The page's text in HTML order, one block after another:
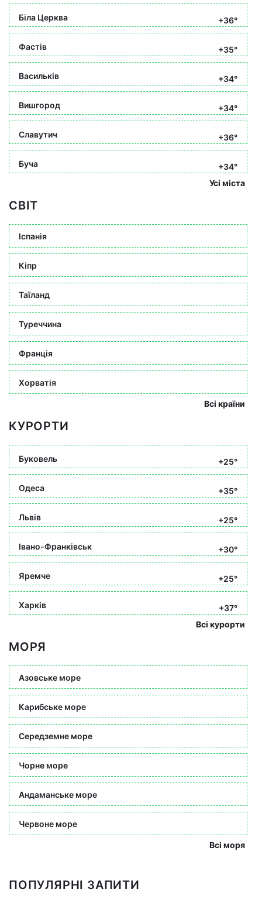
Біла Церква +36°
Фастів +35°
Васильків +34°
Вишгород +34°
Славутич +36°
Буча
+34°
Усі міста
СВІТ
Іспанія
Кіпр
Таїланд
Туреччина
Франція
Хорватія
Всі країни
КУРОРТИ
Буковель +25°
Одеса +35°
Львів +25°
Івано-Франківськ +30°
Яремче +25°
Харків
+37°
Всі курорти
МОРЯ
Азовське море
Карибське море
Середземне море
Чорне море
Андаманське море
Червоне море
Всі моря
ПОПУЛЯРНІ ЗАПИТИ